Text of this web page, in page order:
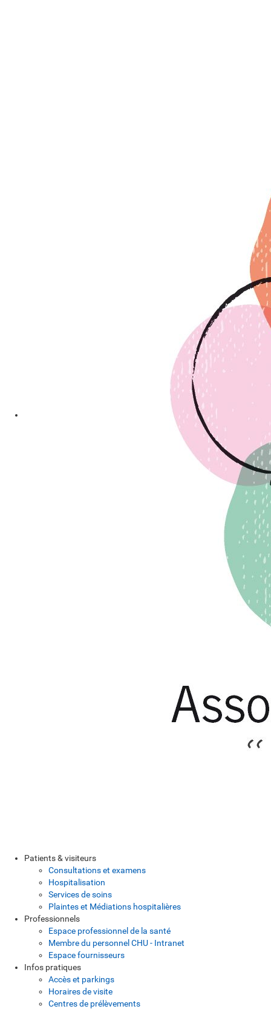
Patients & visiteurs
Consultations et examens
Hospitalisation
Services de soins
Plaintes et Médiations hospitalières
Professionnels
Espace professionnel de la santé
Membre du personnel CHU - Intranet
Espace fournisseurs
Infos pratiques
Accès et parkings
Horaires de visite
Centres de prélèvements